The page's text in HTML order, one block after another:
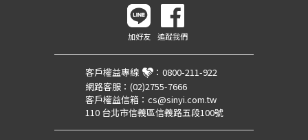
加好友 追蹤我們
客戶權益專線 ： 0800-211-922
網路客服： (02)2755-7666
客戶權益信箱： cs@sinyi.com.tw
110 台北市信義區信義路五段100號